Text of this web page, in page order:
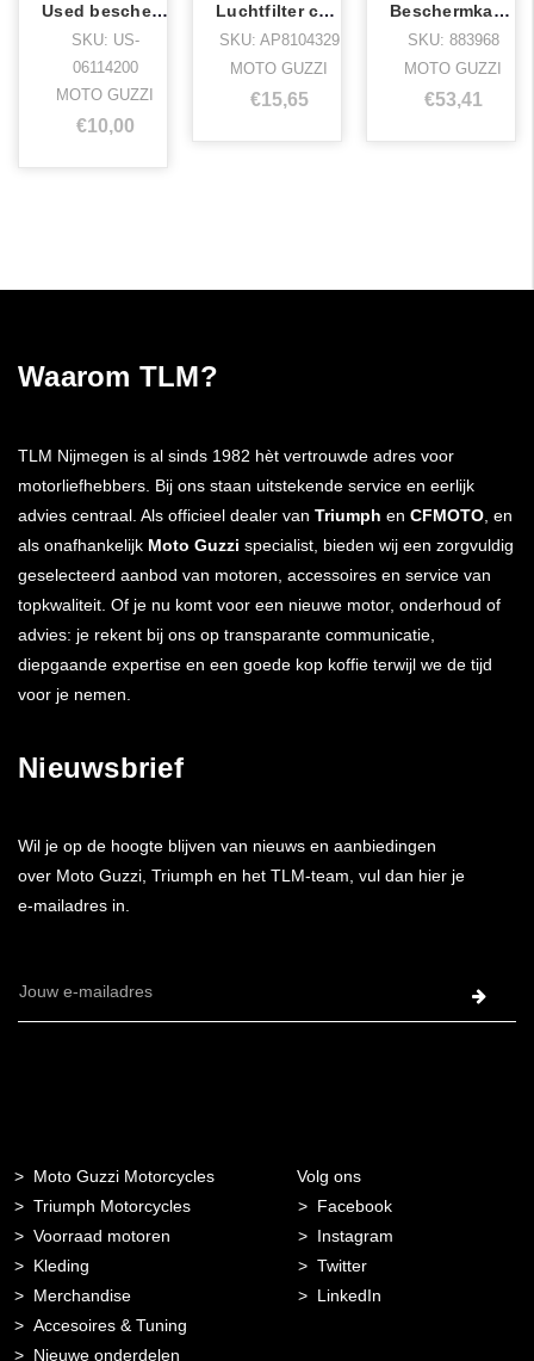
Used beschermkap luchtfilter stelvio,gri
SKU: US-
06114200
MOTO GUZZI
€10,00
Luchtfilter cal.1400,griso,stelvio
SKU: AP8104329
MOTO GUZZI
€15,65
Beschermkap zekeringen stelvio
SKU: 883968
MOTO GUZZI
€53,41
Waarom TLM?
TLM Nijmegen is al sinds 1982 hèt vertrouwde adres voor
motorliefhebbers. Bij ons staan uitstekende service en eerlijk
advies centraal. Als officieel dealer van Triumph en CFMOTO, en
als onafhankelijk Moto Guzzi specialist, bieden wij een zorgvuldig
geselecteerd aanbod van motoren, accessoires en service van
topkwaliteit. Of je nu komt voor een nieuwe motor, onderhoud of
advies: je rekent bij ons op transparante communicatie,
diepgaande expertise en een goede kop koffie terwijl we de tijd
voor je nemen.
Nieuwsbrief
Wil je op de hoogte blijven van nieuws en aanbiedingen
over Moto Guzzi, Triumph en het TLM-team, vul dan hier je
e-mailadres in.
E-
Moto Guzzi Motorcycles
Triumph Motorcycles
Voorraad motoren
Kleding
Merchandise
Accesoires & Tuning
Nieuwe onderdelen
Volg ons
Facebook
Instagram
Twitter
LinkedIn